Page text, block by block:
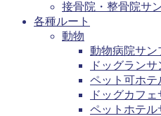
接骨院・整骨院サ
各種ルート
動物
動物病院サン
ドッグラン
ペット可ホテ
ドッグカフ
ペットホテル